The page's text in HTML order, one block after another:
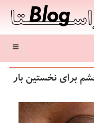
منو
برای نخستین بار